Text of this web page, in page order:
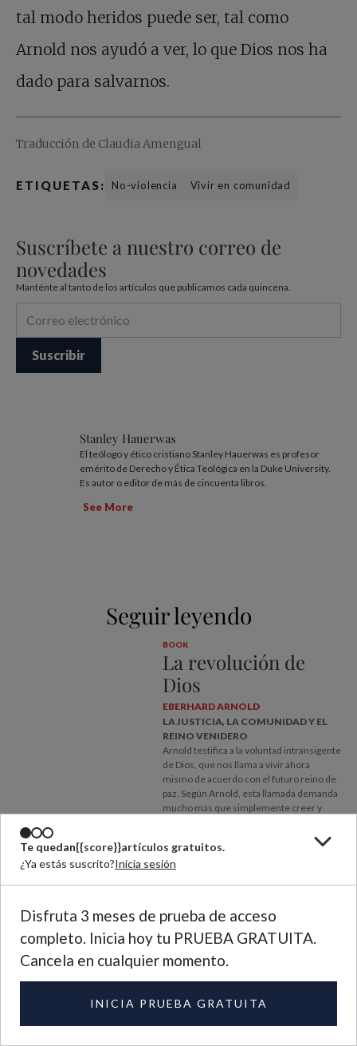
Te quedan{{score}}artículos gratuitos.
¿Ya estás suscrito?Inicia sesión
Disfruta 3 meses de prueba de acceso
completo. Inicia hoy tu PRUEBA GRATUITA.
Cancela en cualquier momento.
INICIA PRUEBA GRATUITA
tal modo heridos puede ser, tal como
Arnold nos ayudó a ver, lo que Dios nos ha
dado para salvarnos.
Traducción de Claudia Amengual
ETIQUETAS: No-violencia Vivir en comunidad
Suscríbete a nuestro correo de
novedades
Manténte al tanto de los artículos que publicamos cada quincena.
Stanley Hauerwas
El teólogo y ético cristiano Stanley Hauerwas es profesor
emérito de Derecho y Ética Teológica en la Duke University.
Es autor o editor de más de cincuenta libros.
See More
Seguir leyendo
BOOK
La revolución de
Dios
EBERHARD ARNOLD
LA JUSTICIA, LA COMUNIDAD Y EL
REINO VENIDERO
Arnold testifica a la voluntad intransigente
de Dios, que nos llama a vivir ahora
mismo de acuerdo con el futuro reino de
paz. Según Arnold, esta llamada demanda
mucho más que simplemente creer y
significa “creer firmemente en la llegada
de ese día y trabajar fielmente hacia esta
meta.”
INFORMACIÓN